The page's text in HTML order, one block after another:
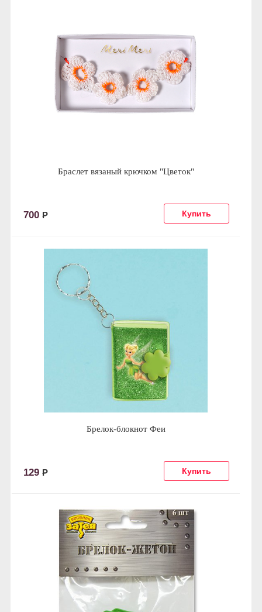
Браслет вязаный крючком "Цветок"
700 Р
Брелок-блокнот Феи
129 Р